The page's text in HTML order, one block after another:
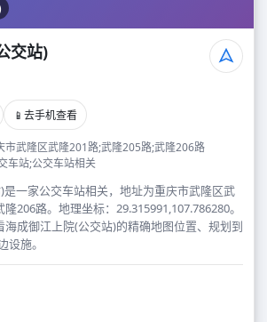
交站)
📱 去手机查看
市武隆区武隆201路;武隆205路;武隆206路
车站;公交车站相关
是一家公交车站相关，地址为重庆市武隆区武
206路。地理坐标：29.315991,107.786280。
成御江上院(公交站)的精确地图位置、规划到
设施。